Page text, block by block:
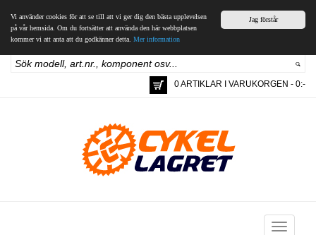
Jag förstår
Vi använder cookies för att se till att vi ger dig den bästa upplevelsen
på vår hemsida. Om du fortsätter att använda den här webbplatsen
kommer vi att anta att du godkänner detta. Mer information
0 ARTIKLAR I VARUKORGEN - 0:-
Toggle